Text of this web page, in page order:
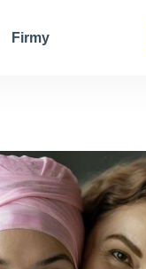
Firmy